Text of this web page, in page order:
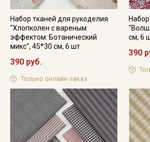
Набор тканей для рукоделия
"Хлопколен с вареным
эффектом: Ботанический
микс", 45*30 см, 6 шт
390 руб.
Только онлайн-заказ
см, 6
390